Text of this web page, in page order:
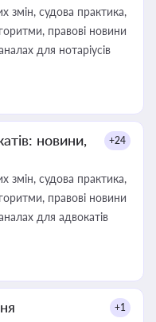
змін, судова практика,
правові новини
для нотаріусів
новини,
+24
змін, судова практика,
правові новини
для адвокатів
+1